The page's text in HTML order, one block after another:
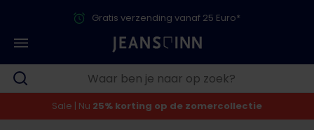
Gratis verzending vanaf 25 Euro*
Sale | Nu 25% korting op de zomercollectie